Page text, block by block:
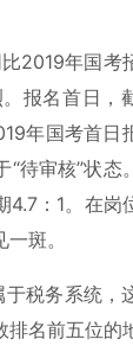
2019年国考
报名首日，
年国考首日
待审核”状态
4.7：1。在岗
斑。
税务系统，
排名前五位的